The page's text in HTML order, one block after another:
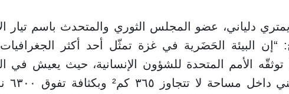
دلياني، عضو المجلس الثوري والمتحدث باسم تيار
البيئة الحَضَرية في غزة تمثّل أحد أكثر